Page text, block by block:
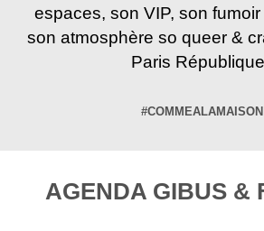
espaces, son VIP, son
son atmosphère so queer &
Paris
#COMMEALAMAISON
AGENDA GIBUS &